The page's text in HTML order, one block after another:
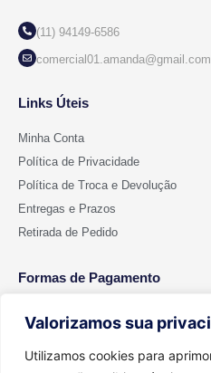
Valorizamos sua
Utilizamos cookies para
(11) 94149-6586
comercial01.amanda@gmail.com
Links Úteis
Minha Conta
Política de Privacidade
Política de Troca e Devolução
Entregas e Prazos
Retirada de Pedido
Formas de Pagamento